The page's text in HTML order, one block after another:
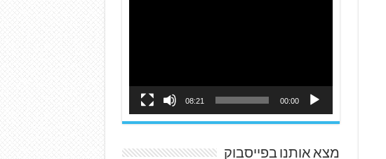
00:00
08:21
מצא אותנו בפייסבוק